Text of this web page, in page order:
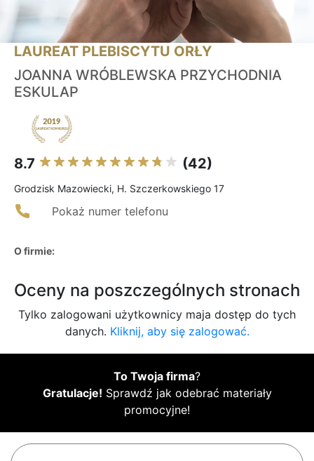
LAUREAT PLEBISCYTU ORŁY
JOANNA WRÓBLEWSKA PRZYCHODNIA
ESKULAP
8.7 (42)
Grodzisk Mazowiecki, H. Szczerkowskiego 17
Pokaż numer telefonu
O firmie:
Oceny na poszczególnych stronach
Tylko zalogowani użytkownicy maja dostęp do tych
danych. Kliknij, aby się zalogować.
To Twoja firma?
Gratulacje! Sprawdź jak odebrać materiały
promocyjne!